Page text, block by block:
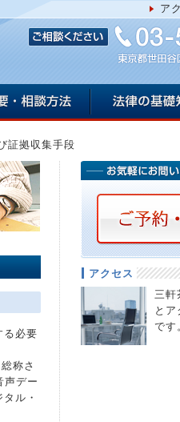
ア
証拠収集手段
る必要
称さ
声デー
ル・
アクセス
三軒
と
です